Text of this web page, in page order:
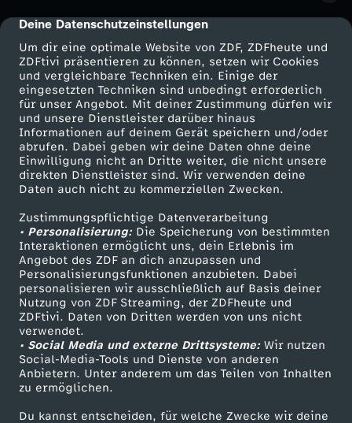
cmp-dialog-description
Deine Datenschutzeinstellungen
Um dir eine optimale Website von ZDF, ZDFheute und
ZDFtivi präsentieren zu können, setzen wir Cookies
und vergleichbare Techniken ein. Einige der
eingesetzten Techniken sind unbedingt erforderlich
für unser Angebot. Mit deiner Zustimmung dürfen wir
und unsere Dienstleister darüber hinaus
Informationen auf deinem Gerät speichern und/oder
abrufen. Dabei geben wir deine Daten ohne deine
Einwilligung nicht an Dritte weiter, die nicht unsere
direkten Dienstleister sind. Wir verwenden deine
Daten auch nicht zu kommerziellen Zwecken.
Zustimmungspflichtige Datenverarbeitung
• Personalisierung:Die Speicherung von bestimmten
Interaktionen ermöglicht uns, dein Erlebnis im
Angebot des ZDF an dich anzupassen und
Personalisierungsfunktionen anzubieten. Dabei
personalisieren wir ausschließlich auf Basis deiner
Nutzung von ZDF Streaming, der ZDFheute und
ZDFtivi. Daten von Dritten werden von uns nicht
verwendet.
• Social Media und externe Drittsysteme:Wir nutzen
Social-Media-Tools und Dienste von anderen
Anbietern. Unter anderem um das Teilen von Inhalten
zu ermöglichen.
Du kannst entscheiden, für welche Zwecke wir deine
o
k
u
s
-
K
a
p
i
t
ä
Mehr ZDF
ZDF-Apps
Smart TV
ZDFtext
Livestreams
Sendungen A-Z
TV-Programm
Service
ZDFmitreden
Kontakt zum ZDF
Tickets
Zuschauerservice
Hilfe
ZDF Unternehmen
Karriere